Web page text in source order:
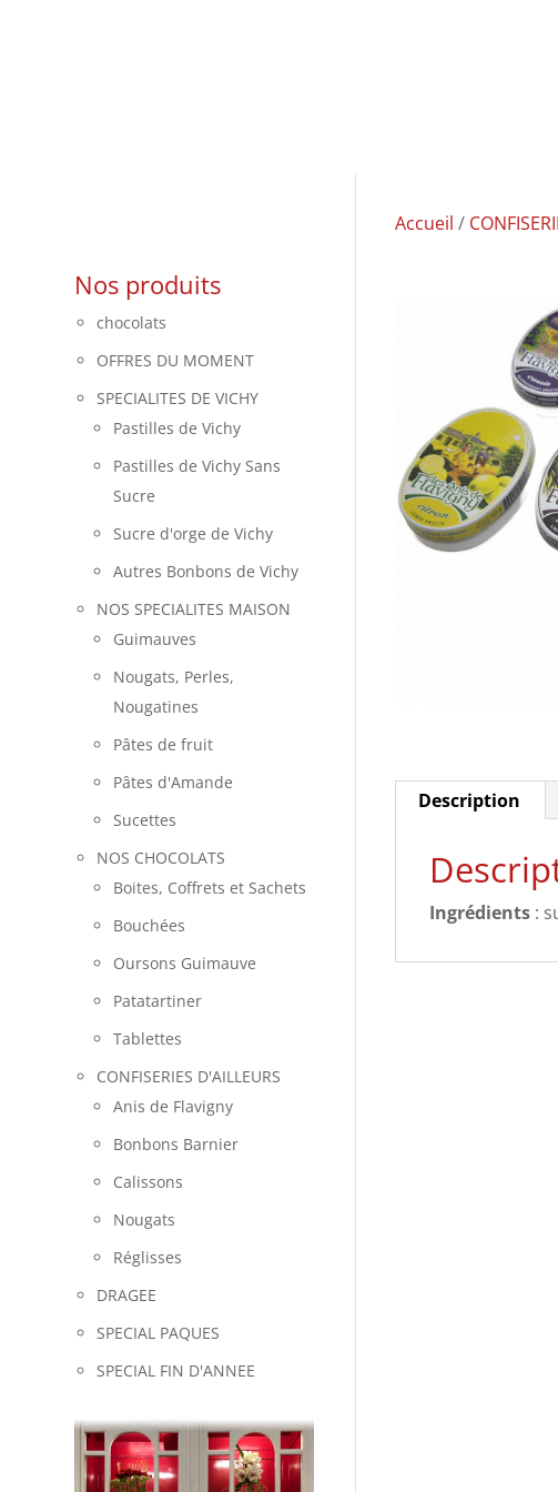
Accueil /
Description
Ingrédients :
Nos produits
chocolats
OFFRES DU MOMENT
SPECIALITES DE VICHY
Pastilles de Vichy
Pastilles de Vichy Sans
Sucre
Sucre d'orge de Vichy
Autres Bonbons de Vichy
NOS SPECIALITES MAISON
Guimauves
Nougats, Perles,
Nougatines
Pâtes de fruit
Pâtes d'Amande
Sucettes
NOS CHOCOLATS
Boites, Coffrets et Sachets
Bouchées
Oursons Guimauve
Patatartiner
Tablettes
CONFISERIES D'AILLEURS
Anis de Flavigny
Bonbons Barnier
Calissons
Nougats
Réglisses
DRAGEE
SPECIAL PAQUES
SPECIAL FIN D'ANNEE